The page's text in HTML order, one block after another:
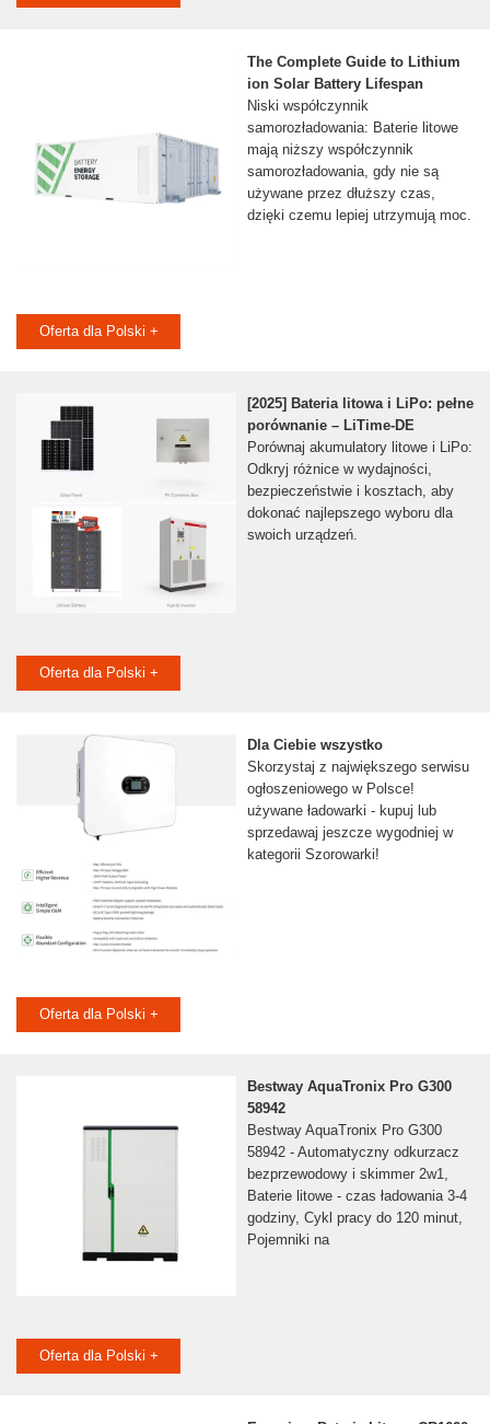
The Complete Guide to Lithium
ion Solar Battery Lifespan
Niski współczynnik
samorozładowania: Baterie litowe
mają niższy współczynnik
samorozładowania, gdy nie są
używane przez dłuższy czas,
dzięki czemu lepiej utrzymują moc.
Oferta dla Polski +
[2025] Bateria litowa i LiPo: pełne
porównanie – LiTime-DE
Porównaj akumulatory litowe i LiPo:
Odkryj różnice w wydajności,
bezpieczeństwie i kosztach, aby
dokonać najlepszego wyboru dla
swoich urządzeń.
Oferta dla Polski +
Dla Ciebie wszystko
Skorzystaj z największego serwisu
ogłoszeniowego w Polsce!
używane ładowarki - kupuj lub
sprzedawaj jeszcze wygodniej w
kategorii Szorowarki!
Oferta dla Polski +
Bestway AquaTronix Pro G300
58942
Bestway AquaTronix Pro G300
58942 - Automatyczny odkurzacz
bezprzewodowy i skimmer 2w1,
Baterie litowe - czas ładowania 3-4
godziny, Cykl pracy do 120 minut,
Pojemniki na
Oferta dla Polski +